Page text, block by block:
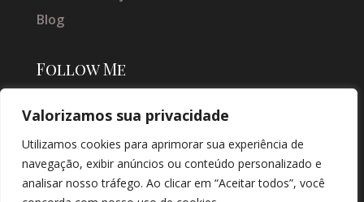
Valorizamos sua privacidade
Utilizamos cookies para aprimorar sua experiência de
navegação, exibir anúncios ou conteúdo personalizado e
analisar nosso tráfego. Ao clicar em “Aceitar todos”, você
Blog
Follow Me